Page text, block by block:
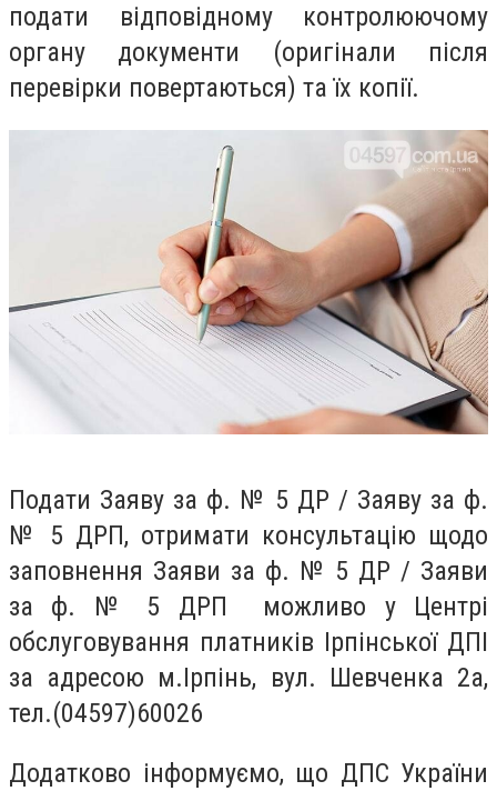
подати відповідному контролюючому
органу документи (оригінали після
перевірки повертаються) та їх копії.
Подати Заяву за ф. № 5 ДР / Заяву за ф.
№ 5 ДРП, отримати консультацію щодо
заповнення Заяви за ф. № 5 ДР / Заяви
за ф. № 5 ДРП можливо у Центрі
обслуговування платників Ірпінської ДПІ
за адресою м.Ірпінь, вул. Шевченка 2а,
тел.(04597)60026
Додатково інформуємо, що ДПС України